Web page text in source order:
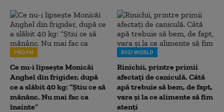
PRO FM
Ce nu-i lipsește Monicăi
Anghel din frigider, după
ce a slăbit 40 kg: “Știu ce să
mănânc. Nu mai fac ca
înainte”
DIGI WORLD
Rinichii, printre primii
afectați de caniculă. Câtă
apă trebuie să bem, de fapt,
vara și la ce alimente să fim
atenți